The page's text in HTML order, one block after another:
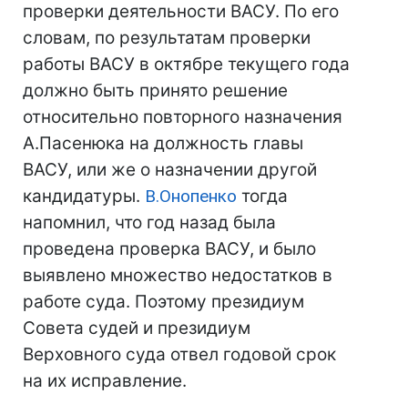
проверки деятельности ВАСУ. По его
словам, по результатам проверки
работы ВАСУ в октябре текущего года
должно быть принято решение
относительно повторного назначения
А.Пасенюка на должность главы
ВАСУ, или же о назначении другой
кандидатуры. В.Онопенко тогда
напомнил, что год назад была
проведена проверка ВАСУ, и было
выявлено множество недостатков в
работе суда. Поэтому президиум
Совета судей и президиум
Верховного суда отвел годовой срок
на их исправление.